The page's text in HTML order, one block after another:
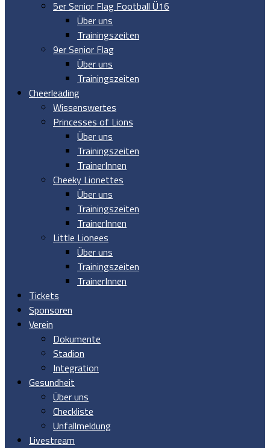
5er Senior Flag Football Ü16
Über uns
Trainingszeiten
9er Senior Flag
Über uns
Trainingszeiten
Cheerleading
Wissenswertes
Princesses of Lions
Über uns
Trainingszeiten
TrainerInnen
Cheeky Lionettes
Über uns
Trainingszeiten
TrainerInnen
Little Lionees
Über uns
Trainingszeiten
TrainerInnen
Tickets
Sponsoren
Verein
Dokumente
Stadion
Integration
Gesundheit
Über uns
Checkliste
Unfallmeldung
Livestream